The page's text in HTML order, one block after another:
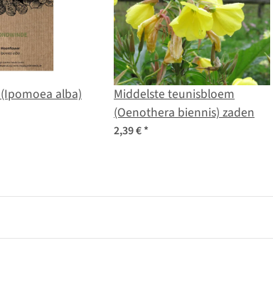
alba)
Middelste teunisbloem
(Oenothera biennis) zaden
2,39 €*